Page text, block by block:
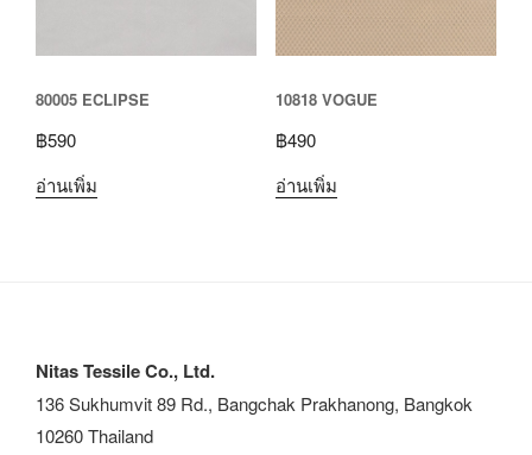
80005 ECLIPSE
฿590
อ่านเพิ่ม
10818 VOGUE
฿490
อ่านเพิ่ม
Nitas Tessile Co., Ltd.
136 Sukhumvit 89 Rd., Bangchak Prakhanong, Bangkok
10260 Thailand